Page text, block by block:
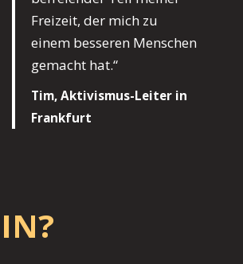
Freizeit, der mich zu
einem besseren Menschen
gemacht hat.“
Tim, Aktivismus-Leiter in
Frankfurt